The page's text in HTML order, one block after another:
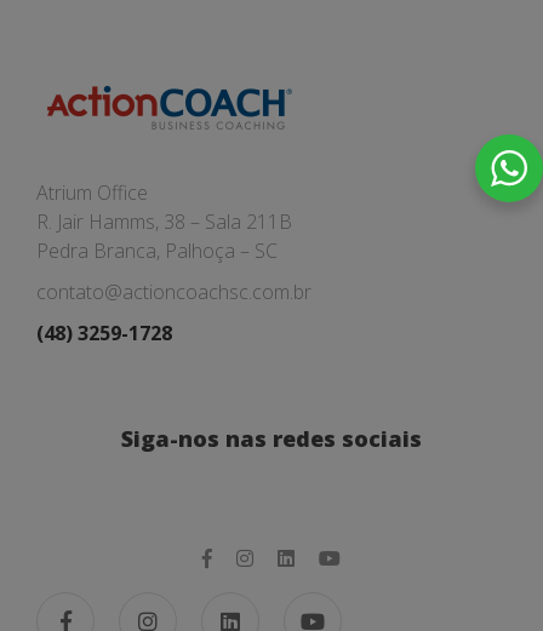
Atrium Office
R. Jair Hamms, 38 – Sala 211B
Pedra Branca, Palhoça – SC
contato@actioncoachsc.com.br
(48) 3259-1728
Siga-nos nas redes sociais